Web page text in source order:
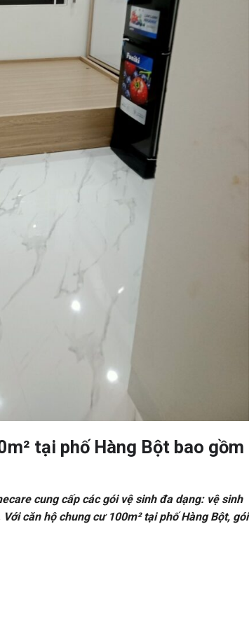
tại phố Hàng Bột bao gồm
cung cấp các gói vệ sinh đa dạng: vệ sinh
căn hộ chung cư 100m² tại phố Hàng Bột, gói